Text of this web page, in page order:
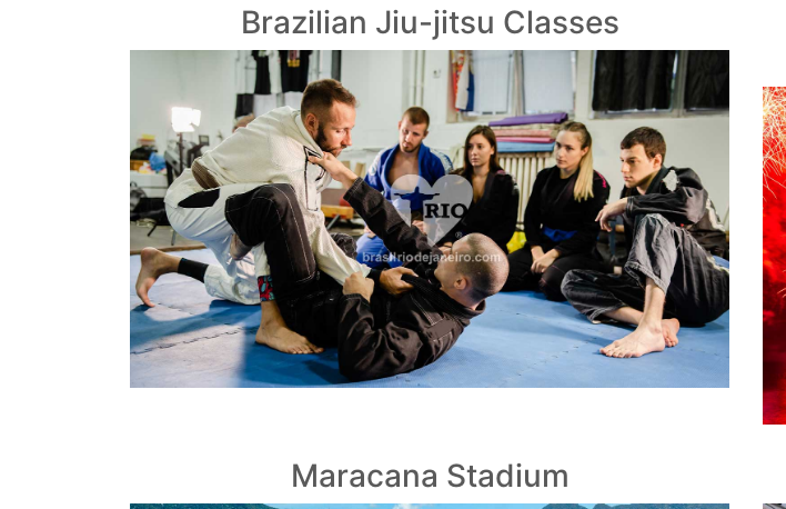
Brazilian Jiu-jitsu Classes
Maracana Stadium